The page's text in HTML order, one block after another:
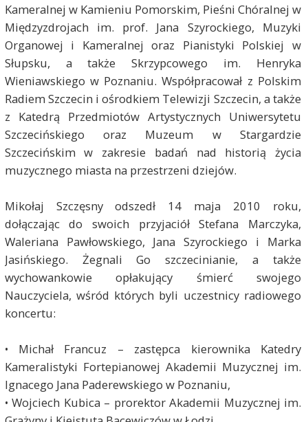
Kameralnej w Kamieniu Pomorskim, Pieśni Chóralnej w
Międzyzdrojach im. prof. Jana Szyrockiego, Muzyki
Organowej i Kameralnej oraz Pianistyki Polskiej w
Słupsku, a także Skrzypcowego im. Henryka
Wieniawskiego w Poznaniu. Współpracował z Polskim
Radiem Szczecin i ośrodkiem Telewizji Szczecin, a także
z Katedrą Przedmiotów Artystycznych Uniwersytetu
Szczecińskiego oraz Muzeum w Stargardzie
Szczecińskim w zakresie badań nad historią życia
muzycznego miasta na przestrzeni dziejów.
Mikołaj Szczęsny odszedł 14 maja 2010 roku,
dołączając do swoich przyjaciół Stefana Marczyka,
Waleriana Pawłowskiego, Jana Szyrockiego i Marka
Jasińskiego. Żegnali Go szczecinianie, a także
wychowankowie opłakujący śmierć swojego
Nauczyciela, wśród których byli uczestnicy radiowego
koncertu:
• Michał Francuz – zastępca kierownika Katedry
Kameralistyki Fortepianowej Akademii Muzycznej im.
Ignacego Jana Paderewskiego w Poznaniu,
• Wojciech Kubica – prorektor Akademii Muzycznej im.